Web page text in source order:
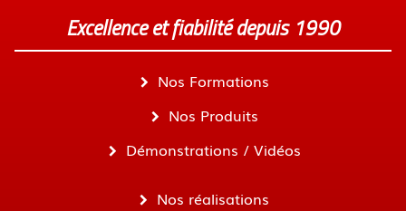
Excellence et fiabilité depuis 1990
Nos Formations
Nos Produits
Démonstrations / Vidéos
Nos réalisations